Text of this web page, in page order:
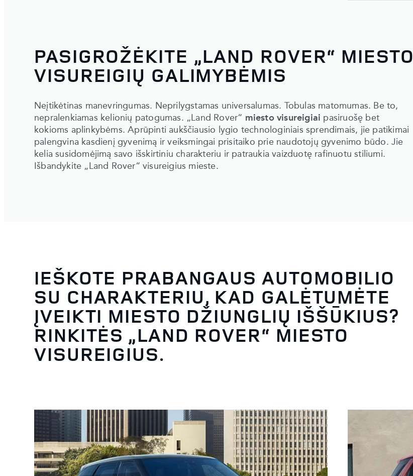
PASIGROŽĖKITE „LAND ROVER“ MIESTO
VISUREIGIŲ GALIMYBĖMIS
Neįtikėtinas manevringumas. Neprilygstamas universalumas. Tobulas matomumas. Be to,
nepralenkiamas kelionių patogumas. „Land Rover“ miesto visureigiai pasiruošę bet
kokioms aplinkybėms. Aprūpinti aukščiausio lygio technologiniais sprendimais, jie patikimai
palengvina kasdienį gyvenimą ir veiksmingai prisitaiko prie naudotojų gyvenimo būdo. Jie
kelia susidomėjimą savo išskirtiniu charakteriu ir patraukia vaizduotę rafinuotu stiliumi.
Išbandykite „Land Rover“ visureigius mieste.
IEŠKOTE PRABANGAUS AUTOMOBILIO
SU CHARAKTERIU, KAD GALĖTUMĖTE
ĮVEIKTI MIESTO DŽIUNGLIŲ IŠŠŪKIUS?
RINKITĖS „LAND ROVER“ MIESTO
VISUREIGIUS.